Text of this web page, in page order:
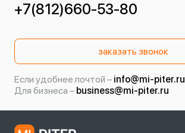
+7(812)660-53-80
заказать звонок
Если удобнее почтой – info@mi-piter.ru
Для бизнеса – business@mi-piter.ru